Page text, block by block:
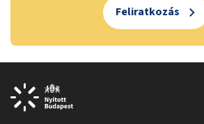
Feliratkozás